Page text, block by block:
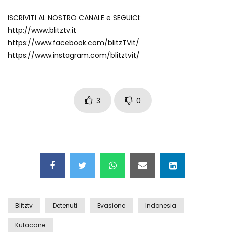
Auto coperta dal letame dopo
incidente
automatico
ISCRIVITI AL NOSTRO CANALE e SEGUICI:
http://www.blitztv.it
https://www.facebook.com/blitzTVit/
https://www.instagram.com/blitztvit/
3 0
Blitztv Detenuti Evasione Indonesia
Kutacane